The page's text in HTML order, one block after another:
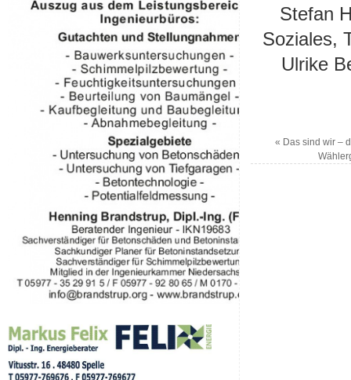
Stefan
Soziales,
Ulrike
« Das sind wir –